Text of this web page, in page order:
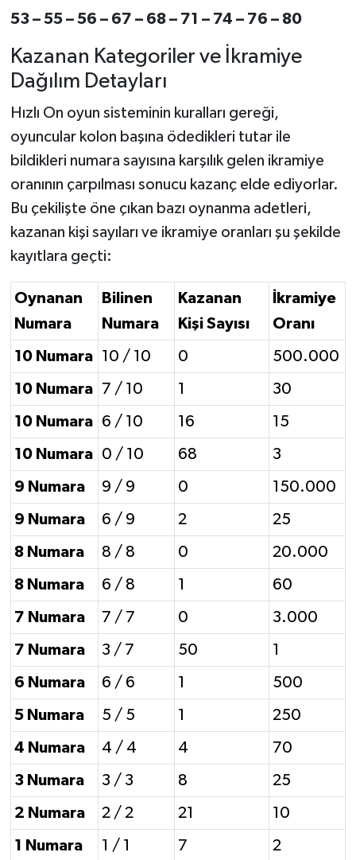
53 – 55 – 56 – 67 – 68 – 71 – 74 – 76 – 80
Kazanan Kategoriler ve İkramiye
Dağılım Detayları
Hızlı On oyun sisteminin kuralları gereği,
oyuncular kolon başına ödedikleri tutar ile
bildikleri numara sayısına karşılık gelen ikramiye
oranının çarpılması sonucu kazanç elde ediyorlar.
Bu çekilişte öne çıkan bazı oynanma adetleri,
kazanan kişi sayıları ve ikramiye oranları şu şekilde
kayıtlara geçti:
Oynanan
Numara
Bilinen
Numara
Kazanan
Kişi Sayısı
İkramiye
Oranı
10 Numara 10 / 10 0 500.000
10 Numara 7 / 10 1 30
10 Numara 6 / 10 16 15
10 Numara 0 / 10 68 3
9 Numara 9 / 9 0 150.000
9 Numara 6 / 9 2 25
8 Numara 8 / 8 0 20.000
8 Numara 6 / 8 1 60
7 Numara 7 / 7 0 3.000
7 Numara 3 / 7 50 1
6 Numara 6 / 6 1 500
5 Numara 5 / 5 1 250
4 Numara 4 / 4 4 70
3 Numara 3 / 3 8 25
2 Numara 2 / 2 21 10
1 Numara 1 / 1 7 2